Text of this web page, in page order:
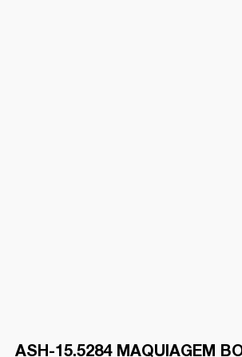
ASH-15.5284 MAQUIAGEM